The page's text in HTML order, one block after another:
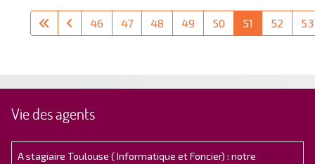
46 47 48 49 50 51 52 53
Vie des agents
A stagiaire Toulouse ( Informatique et Foncier) : notre